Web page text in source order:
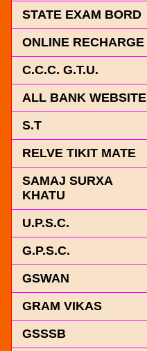
STATE EXAM BORD
ONLINE RECHARGE
C.C.C. G.T.U.
ALL BANK WEBSITE
S.T
RELVE TIKIT MATE
SAMAJ SURXA
KHATU
U.P.S.C.
G.P.S.C.
GSWAN
GRAM VIKAS
GSSSB